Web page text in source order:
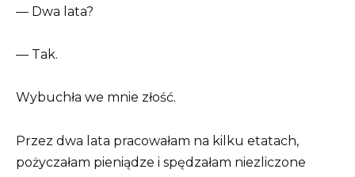
— Dwa lata?
— Tak.
Wybuchła we mnie złość.
Przez dwa lata pracowałam na kilku etatach,
pożyczałam pieniądze i spędzałam niezliczone